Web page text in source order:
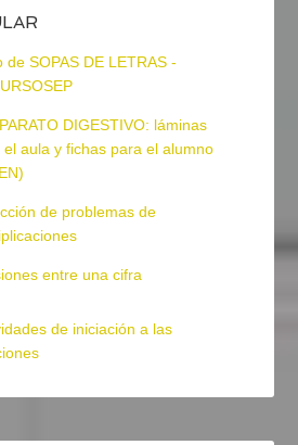
de SOPAS DE LETRAS -
DIGESTIVO: láminas
el aula y fichas para el alumno
de problemas de
entre una cifra
de iniciación a las